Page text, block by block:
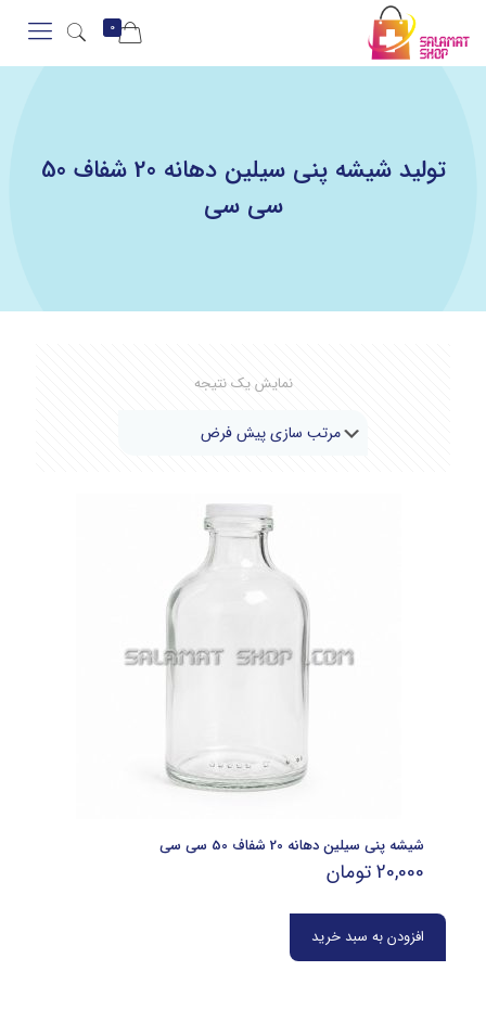
0
تولید شیشه پنی سیلین دهانه 20 شفاف 50
سی سی
نمایش یک نتیجه
شیشه پنی سیلین دهانه 20 شفاف 50 سی سی
20,000تومان
افزودن به سبد خرید